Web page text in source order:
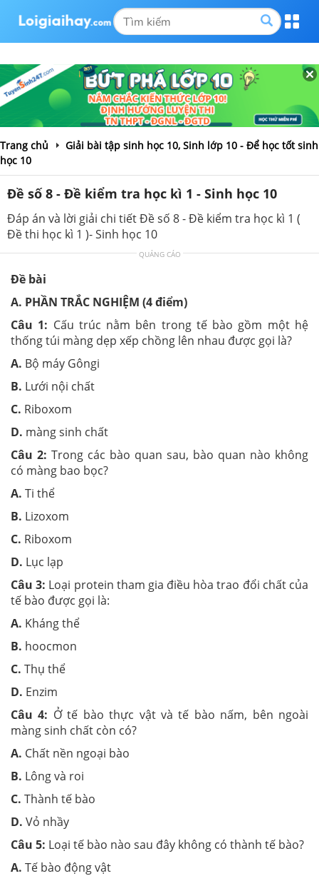
Trang chủ
Giải bài tập sinh học 10, Sinh lớp 10 - Để học tốt sinh
học 10
Đề số 8 - Đề kiểm tra học kì 1 - Sinh học 10
Đáp án và lời giải chi tiết Đề số 8 - Đề kiểm tra học kì 1 (
Đề thi học kì 1 )- Sinh học 10
QUẢNG CÁO
Đề bài
A. PHẦN TRẮC NGHIỆM (4 điểm)
Câu 1: Cấu trúc nằm bên trong tế bào gồm một hệ
thống túi màng dẹp xếp chồng lên nhau được gọi là?
A. Bộ máy Gôngi
B. Lưới nội chất
C. Riboxom
D. màng sinh chất
Câu 2: Trong các bào quan sau, bào quan nào không
có màng bao bọc?
A. Ti thể
B. Lizoxom
C. Riboxom
D. Lục lạp
Câu 3: Loại protein tham gia điều hòa trao đổi chất của
tế bào được gọi là:
A. Kháng thể
B. hoocmon
C. Thụ thể
D. Enzim
Câu 4: Ở tế bào thực vật và tế bào nấm, bên ngoài
màng sinh chất còn có?
A. Chất nền ngoại bào
B. Lông và roi
C. Thành tế bào
D. Vỏ nhầy
Câu 5: Loại tế bào nào sau đây không có thành tế bào?
A. Tế bào động vật